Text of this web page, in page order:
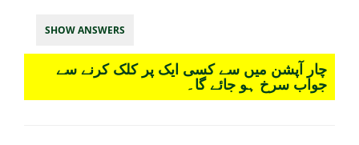
SHOW ANSWERS
چار آپشن میں سے کسی ایک پر کلک کرنے سے
جواب سرخ ہو جائے گا۔